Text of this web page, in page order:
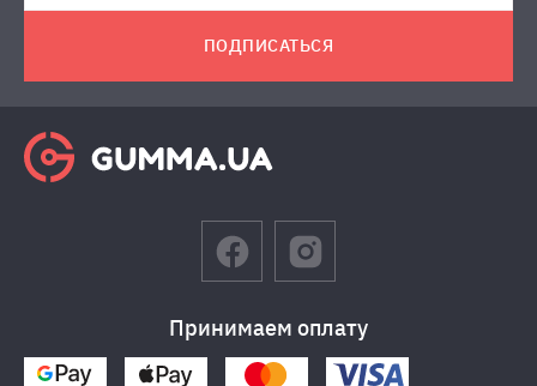
ПОДПИСАТЬСЯ
Принимаем оплату